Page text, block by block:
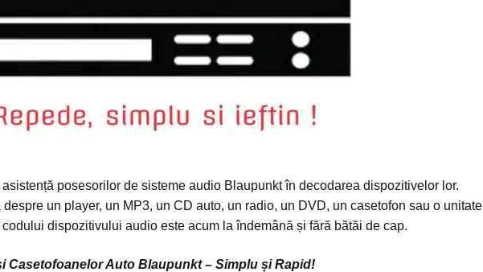
posesorilor de sisteme audio Blaupunkt în decodarea dispozitivelor lor.
despre un player, un MP3, un CD auto, un radio, un DVD, un casetofon sau o unitate
dispozitivului audio este acum la îndemână și fără bătăi de cap.
Casetofoanelor Auto Blaupunkt – Simplu și Rapid!